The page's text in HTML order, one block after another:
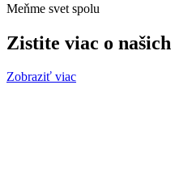
Meňme svet spolu
Zistite viac o
Zobraziť viac